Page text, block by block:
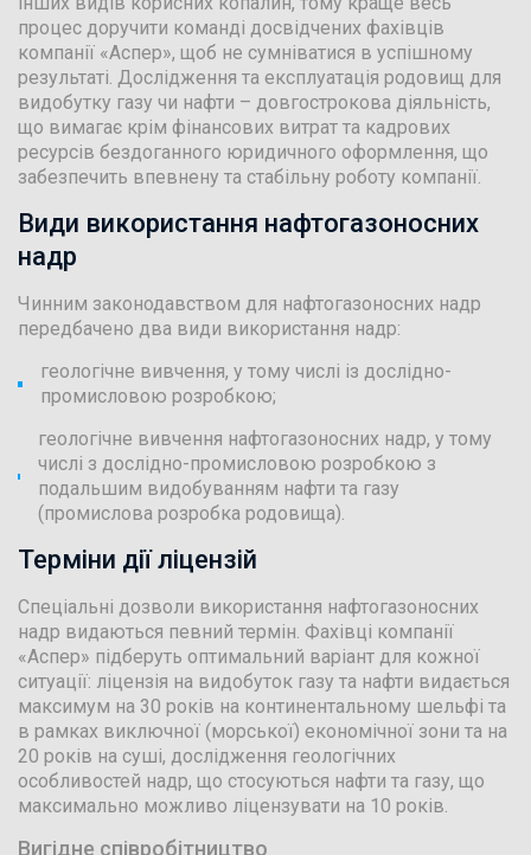
процес доручити команді досвідчених фахівців
компанії «Аспер», щоб не сумніватися в успішному
результаті. Дослідження та експлуатація родовищ для
видобутку газу чи нафти – довгострокова діяльність,
що вимагає крім фінансових витрат та кадрових
ресурсів бездоганного юридичного оформлення, що
забезпечить впевнену та стабільну роботу компанії.
Види використання нафтогазоносних
надр
Чинним законодавством для нафтогазоносних надр
передбачено два види використання надр:
геологічне вивчення, у тому числі із дослідно-
промисловою розробкою;
геологічне вивчення нафтогазоносних надр, у тому
числі з дослідно-промисловою розробкою з
подальшим видобуванням нафти та газу
(промислова розробка родовища).
Терміни дії ліцензій
Спеціальні дозволи використання нафтогазоносних
надр видаються певний термін. Фахівці компанії
«Аспер» підберуть оптимальний варіант для кожної
ситуації: ліцензія на видобуток газу та нафти видається
максимум на 30 років на континентальному шельфі та
в рамках виключної (морської) економічної зони та на
20 років на суші, дослідження геологічних
особливостей надр, що стосуються нафти та газу, що
максимально можливо ліцензувати на 10 років.
Вигідне співробітництво